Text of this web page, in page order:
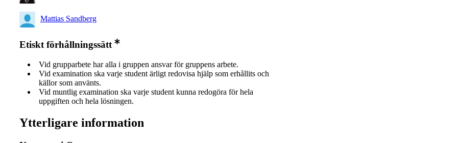
Mattias Sandberg
Etiskt förhållningssätt
Vid grupparbete har alla i gruppen ansvar för gruppens arbete.
Vid examination ska varje student ärligt redovisa hjälp som erhållits och
källor som använts.
Vid muntlig examination ska varje student kunna redogöra för hela
uppgiften och hela lösningen.
Ytterligare information